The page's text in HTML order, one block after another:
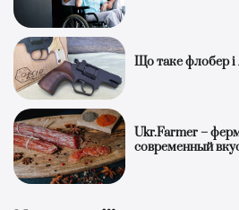
Що таке флобер і
Ukr.Farmer –
современный